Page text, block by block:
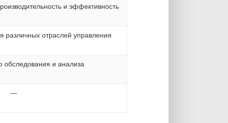
и эффективность
различных отраслей управления
обследования и анализа
—